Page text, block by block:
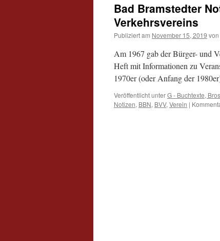
Bad Bramstedter
Verkehrsvereins
Publiziert am November 15, 2019 von
Am 1967 gab der Bürger- und
Heft mit Informationen zu
1970er (oder Anfang der
Veröffentlicht unterG - Buchtexte,
Notizen, BBN, BVV, Verein |